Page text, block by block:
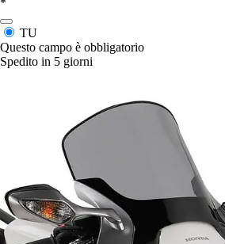
*
TU
Questo campo è obbligatorio
Spedito in 5 giorni